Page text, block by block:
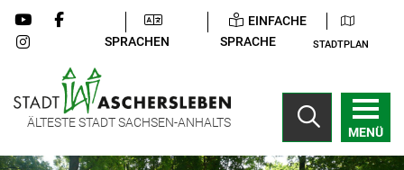
SPRACHEN
EINFACHE
SPRACHE
STADTPLAN
ÄLTESTE STADT SACHSEN-ANHALTS
MENÜ